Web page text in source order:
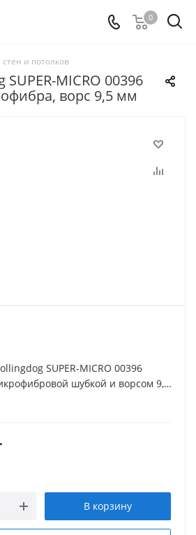
0
и потолков
MICRO 00396
ворс 9,5 мм
SUPER-MICRO 00396
шубкой и ворсом 9,5
гладких поверхностей,
В корзину